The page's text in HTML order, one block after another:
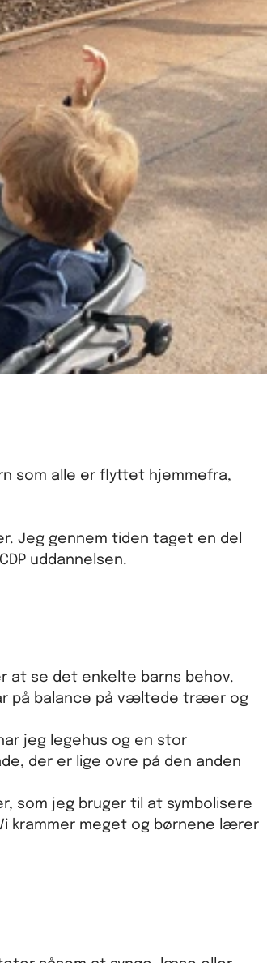
som alle er flyttet hjemmefra,
Jeg gennem tiden taget en del
uddannelsen.
at se det enkelte barns behov.
på balance på væltede træer og
jeg legehus og en stor
der er lige ovre på den anden
som jeg bruger til at symbolisere
krammer meget og børnene lærer